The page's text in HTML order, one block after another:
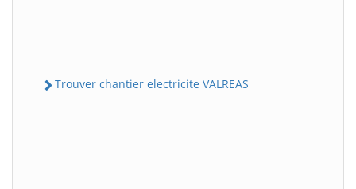
Trouver chantier electricite VALREAS